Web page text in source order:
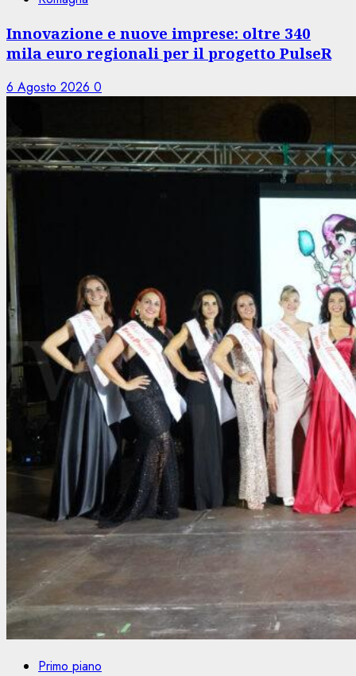
Innovazione e nuove imprese: oltre 340
mila euro regionali per il progetto PulseR
6 Agosto 2026 0
Primo piano